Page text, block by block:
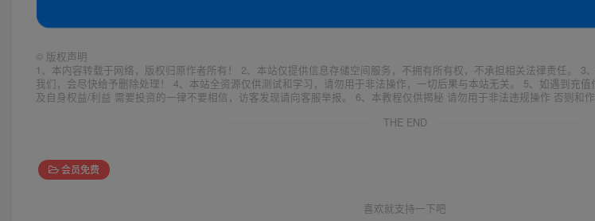
© 版权声明
1、本内容转载于网络，版权归原作者所有！ 2、本站仅提供信息存储空间服务，不拥有所有权，不承担相关法律责任。 3
我们，会尽快给予删除处理！ 4、本站全资源仅供测试和学习，请勿用于非法操作，一切后果与本站无关。 5、如遇到充
及自身权益/利益 需要投资的一律不要相信，访客发现请向客服举报。 6、本教程仅供揭秘 请勿用于非法违规操作 否则和
THE END
会员免费
喜欢就支持一下吧